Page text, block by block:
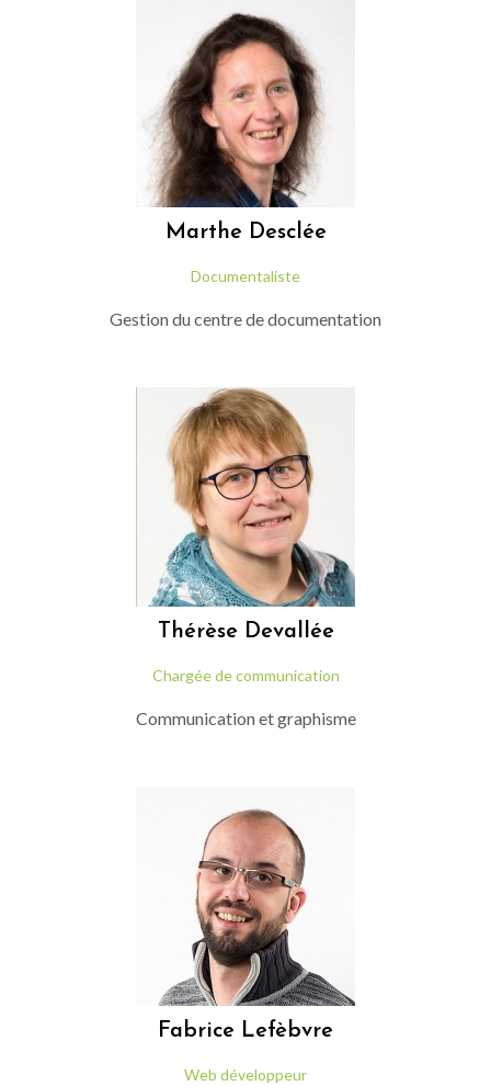
Marthe Desclée
Documentaliste
Gestion du centre de documentation
Thérèse Devallée
Chargée de communication
Communication et graphisme
Fabrice Lefèbvre
Web développeur